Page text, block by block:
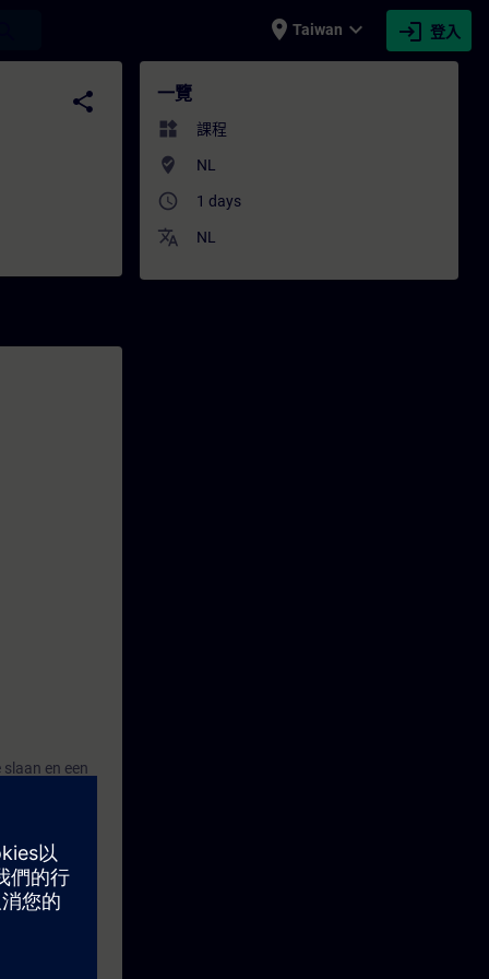
place Taiwan expand_more login 登入
專業發展 | SITRAIN
share
en een
gehad
一覽
widgets 課程
where_to_vote NL
access_time 1 days
translate NL